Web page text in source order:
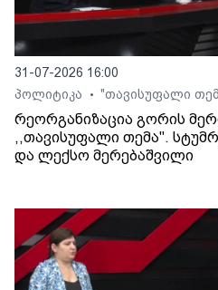
31-07-2026 16:00
პოლიტიკა
• "თავისუფალი
რეორგანიზაცია გორის
,,თავისუფალი თემა".
და ლექსო მერებაშვილი